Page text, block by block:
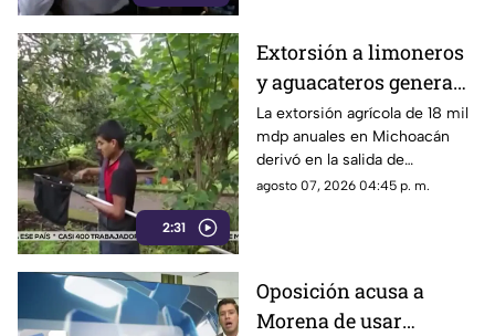
2:31
Extorsión a limoneros
y aguacateros genera
pérdidas de 18 mil mdp
en Michoacán
La extorsión agrícola de 18 mil
mdp anuales en Michoacán
derivó en la salida de
inspectores de EE. UU.,
agosto 07, 2026 04:45 p. m.
Oposición acusa a
Morena de usar